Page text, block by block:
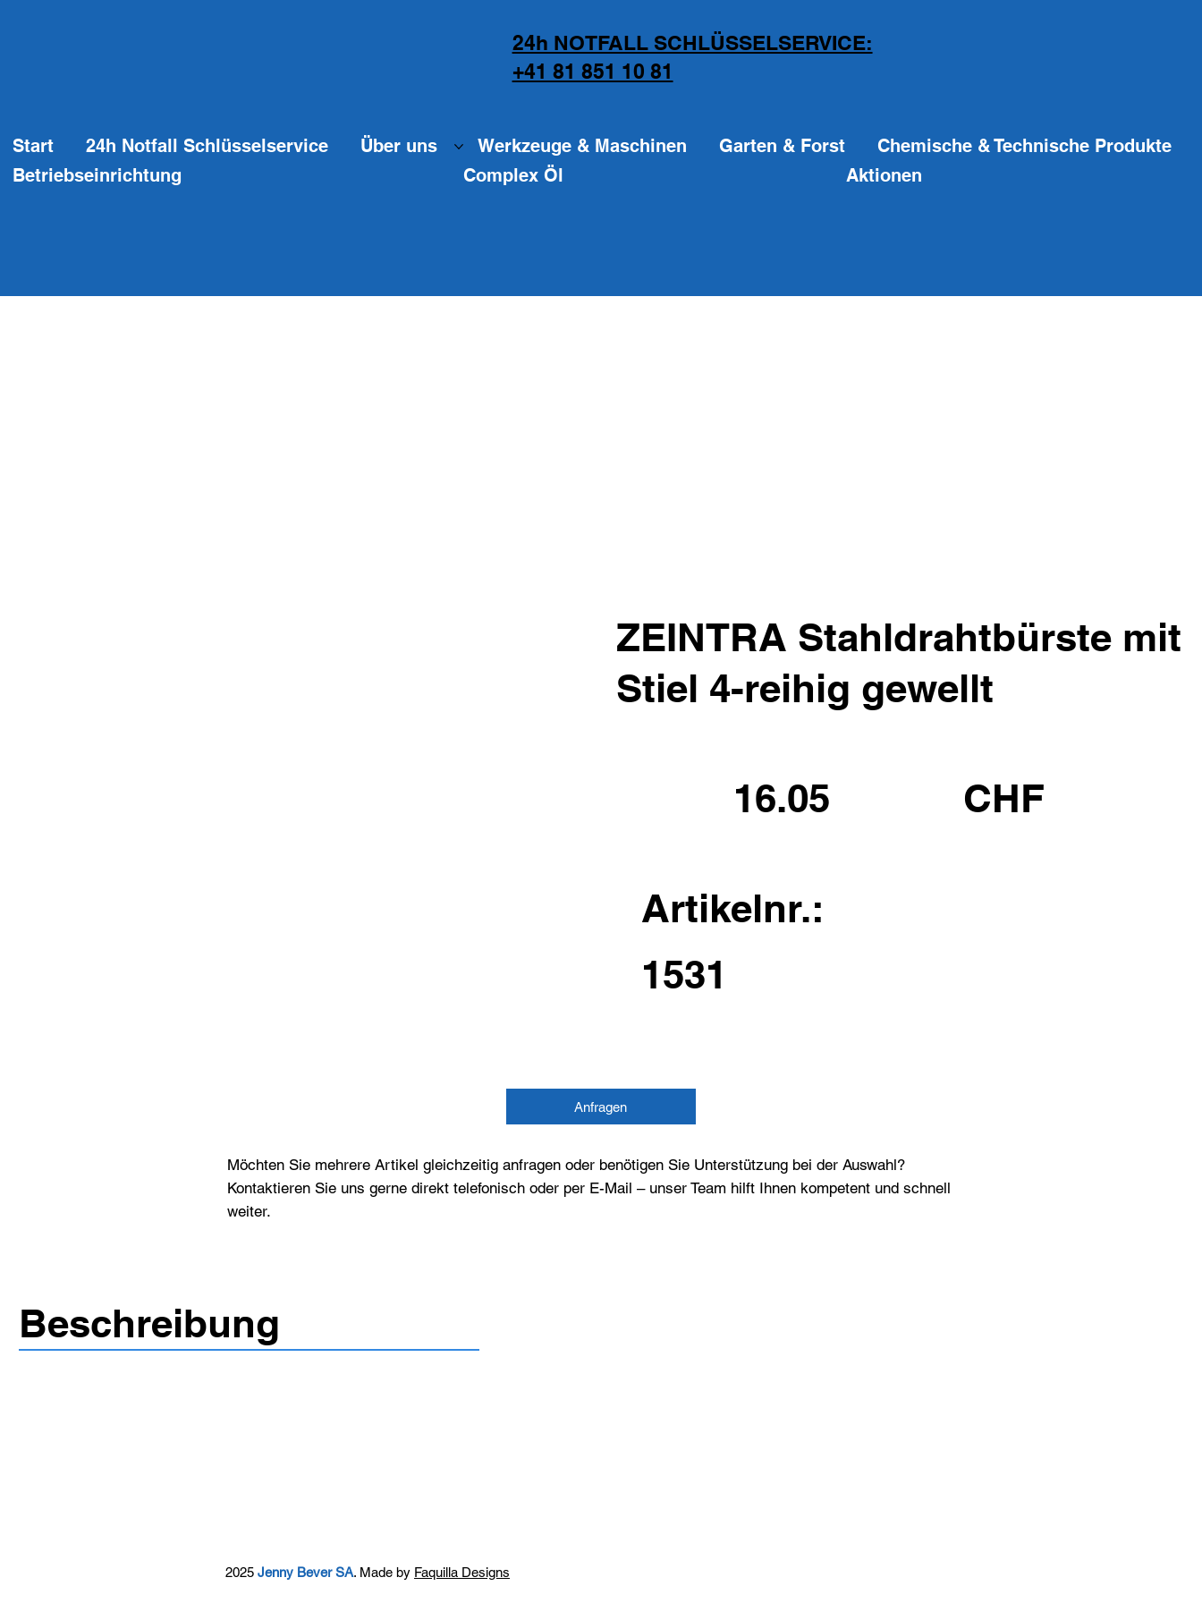
24h NOTFALL SCHLÜSSELSERVICE:
+41 81 851 10 81
Start 24h Notfall Schlüsselservice Über uns Werkzeuge & Maschinen Garten & Forst
Chemische & Technische Produkte
Betriebseinrichtung
Complex Öl Aktionen
ZEINTRA Stahldrahtbürste mit
Stiel 4-reihig gewellt
16.05 CHF
Artikelnr.:
1531
Anfragen
Möchten Sie mehrere Artikel gleichzeitig anfragen oder benötigen Sie Unterstützung bei der Auswahl?
Kontaktieren Sie uns gerne direkt telefonisch oder per E-Mail – unser Team hilft Ihnen kompetent und schnell
weiter.
Beschreibung
2025 Jenny Bever SA. Made by Faquilla Designs